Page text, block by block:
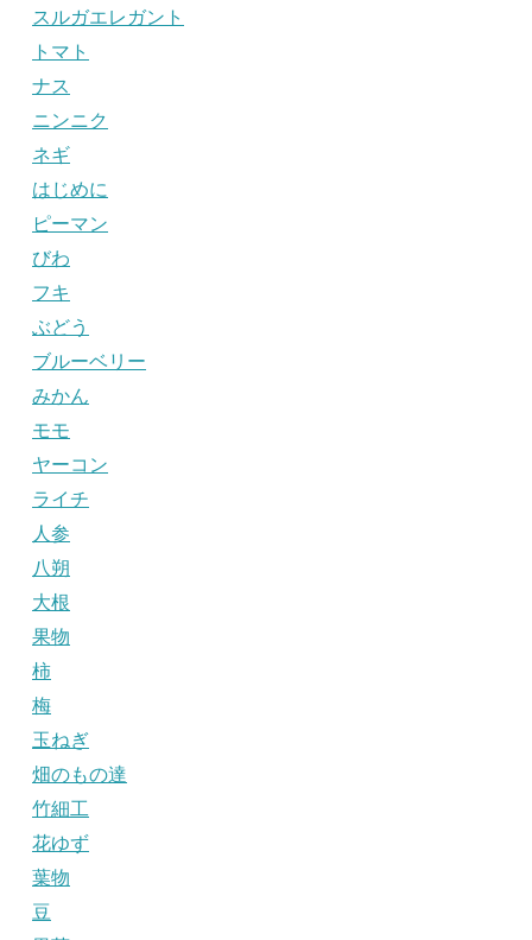
スルガエレガント
トマト
ナス
ニンニク
ネギ
はじめに
ピーマン
びわ
フキ
ぶどう
ブルーベリー
みかん
モモ
ヤーコン
ライチ
人参
八朔
大根
果物
柿
梅
玉ねぎ
畑のもの達
竹細工
花ゆず
葉物
豆